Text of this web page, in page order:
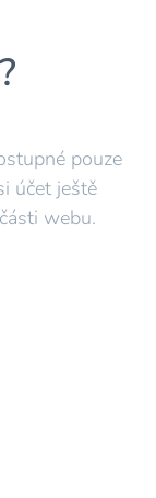
pouze
účet ještě
webu.